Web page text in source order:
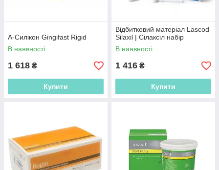
А-Силікон Gingifast Rigid
В наявності
1 618 ₴
Купити
Відбитковий матеріал Lascod
Silaxil | Сілаксіл набір
В наявності
1 416 ₴
Купити